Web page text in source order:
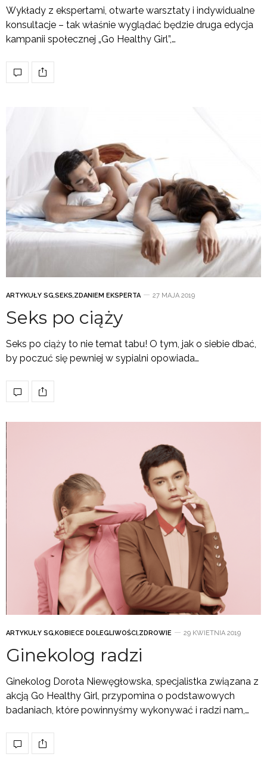
Wykłady z ekspertami, otwarte warsztaty i indywidualne
konsultacje – tak właśnie wyglądać będzie druga edycja
kampanii społecznej „Go Healthy Girl”,…
ARTYKUŁY SG,SEKS,ZDANIEM EKSPERTA 27 MAJA 2019
Seks po ciąży
Seks po ciąży to nie temat tabu! O tym, jak o siebie dbać,
by poczuć się pewniej w sypialni opowiada…
ARTYKUŁY SG,KOBIECE DOLEGLIWOŚCI ,ZDROWIE 29 KWIETNIA 2019
Ginekolog radzi
Ginekolog Dorota Niewęgłowska, specjalistka związana z
akcją Go Healthy Girl, przypomina o podstawowych
badaniach, które powinnyśmy wykonywać i radzi nam,…